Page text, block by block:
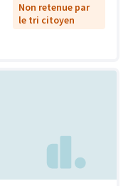
Non retenue par
le tri citoyen